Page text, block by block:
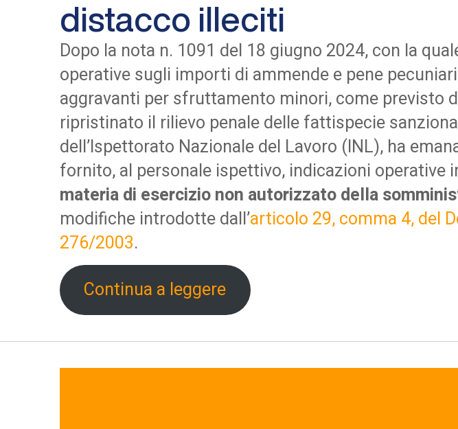
distacco illeciti
Dopo la nota n. 1091 del 18 giugno 2024, con la
operative sugli importi di ammende e pene
aggravanti per sfruttamento minori, come previsto
ripristinato il rilievo penale delle fattispecie
dell’Ispettorato Nazionale del Lavoro (INL), ha
fornito, al personale ispettivo, indicazioni operative
materia di esercizio non autorizzato della
modifiche introdotte dall’articolo 29, comma 4, del
276/2003.
Continua a leggere